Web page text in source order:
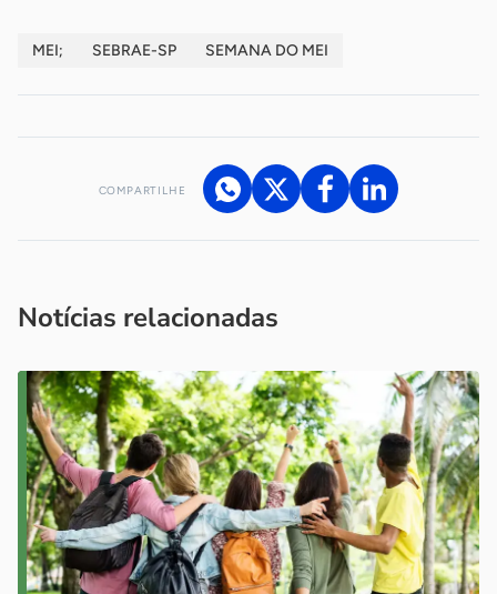
MEI; SEBRAE-SP SEMANA DO MEI
COMPARTILHE
Notícias relacionadas